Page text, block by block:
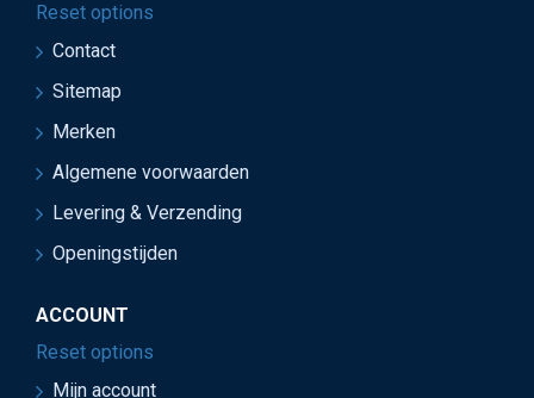
Reset options
Contact
Sitemap
Merken
Algemene voorwaarden
Levering & Verzending
Openingstijden
ACCOUNT
Reset options
Mijn account